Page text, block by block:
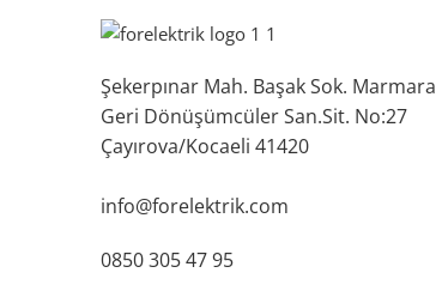
Şekerpınar Mah. Başak Sok. Marmara
Geri Dönüşümcüler San.Sit. No:27
Çayırova/Kocaeli 41420
info@forelektrik.com
0850 305 47 95